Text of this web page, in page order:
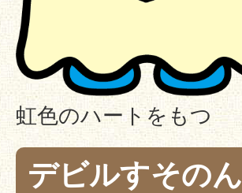
虹色のハートをもつ
デビルすそのん